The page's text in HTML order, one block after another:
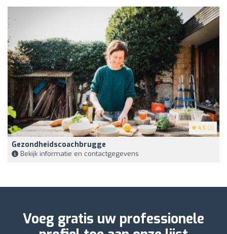
4.5 (2)
Gezondheidscoachbrugge
Bekijk informatie en contactgegevens
Voeg gratis uw professionele